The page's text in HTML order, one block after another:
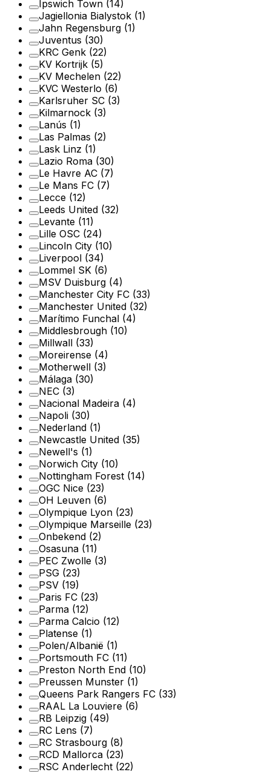
Ipswich Town (14)
Jagiellonia Bialystok (1)
Jahn Regensburg (1)
Juventus (30)
KRC Genk (22)
KV Kortrijk (5)
KV Mechelen (22)
KVC Westerlo (6)
Karlsruher SC (3)
Kilmarnock (3)
Lanús (1)
Las Palmas (2)
Lask Linz (1)
Lazio Roma (30)
Le Havre AC (7)
Le Mans FC (7)
Lecce (12)
Leeds United (32)
Levante (11)
Lille OSC (24)
Lincoln City (10)
Liverpool (34)
Lommel SK (6)
MSV Duisburg (4)
Manchester City FC (33)
Manchester United (32)
Marítimo Funchal (4)
Middlesbrough (10)
Millwall (33)
Moreirense (4)
Motherwell (3)
Málaga (30)
NEC (3)
Nacional Madeira (4)
Napoli (30)
Nederland (1)
Newcastle United (35)
Newell's (1)
Norwich City (10)
Nottingham Forest (14)
OGC Nice (23)
OH Leuven (6)
Olympique Lyon (23)
Olympique Marseille (23)
Onbekend (2)
Osasuna (11)
PEC Zwolle (3)
PSG (23)
PSV (19)
Paris FC (23)
Parma (12)
Parma Calcio (12)
Platense (1)
Polen/Albanië (1)
Portsmouth FC (11)
Preston North End (10)
Preussen Munster (1)
Queens Park Rangers FC (33)
RAAL La Louviere (6)
RB Leipzig (49)
RC Lens (7)
RC Strasbourg (8)
RCD Mallorca (23)
RSC Anderlecht (22)